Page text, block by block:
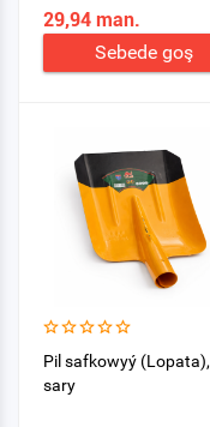
29,94 man.
Sebede goş
Pil safkowyý (Lopata),
sary